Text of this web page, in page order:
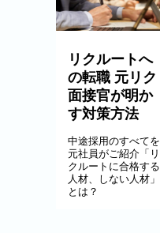
リクルートへ
の転職 元リク
面接官が明か
す対策方法
中途採用のすべてを
元社員がご紹介「リ
クルートに合格する
人材、しない人材」
とは？